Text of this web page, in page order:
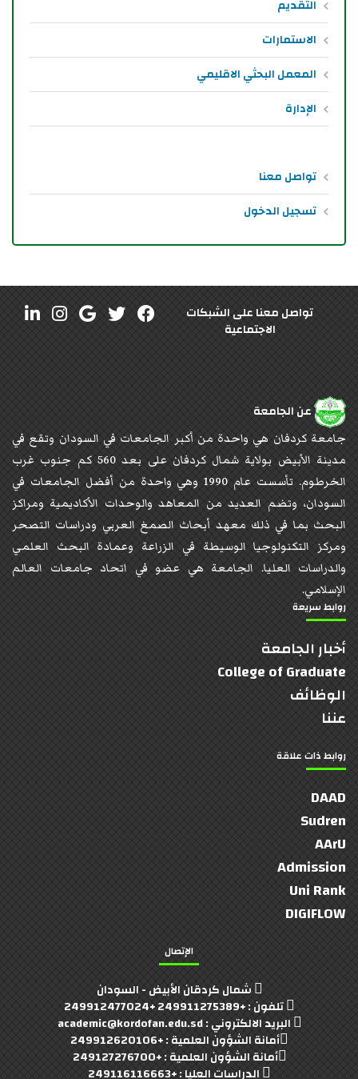
التقديم
الاستمارات
المعمل البحثي الاقليمي
الإدارة
تواصل معنا
تسجيل الدخول
تواصل معنا على الشبكات
الاجتماعية
عن الجامعة
جامعة كردفان هي واحدة من أكبر الجامعات في السودان وتقع في
مدينة الأبيض بولاية شمال كردفان على بعد 560 كم جنوب غرب
الخرطوم. تأسست عام 1990 وهي واحدة من أفضل الجامعات في
السودان، وتضم العديد من المعاهد والوحدات الأكاديمية ومراكز
البحث بما في ذلك معهد أبحاث الصمغ العربي ودراسات التصحر
ومركز التكنولوجيا الوسيطة في الزراعة وعمادة البحث العلمي
والدراسات العليا. الجامعة هي عضو في اتحاد جامعات العالم
الإسلامي.
روابط سريعة
أخبار الجامعة
College of Graduate
الوظائف
عننا
روابط ذات علاقة
DAAD
Sudren
AArU
Admission
Uni Rank
DIGIFLOW
الإتصال
شمال كردقان الأبيض - السودان
تلفون : +249911275389 +249912477024
البريد الالكتروني : academic@kordofan.edu.sd
أمانة الشؤون العلمية : +249912620106
أمانة الشؤون العلمية : +249127276700
الدراسات العليا : +249116116663